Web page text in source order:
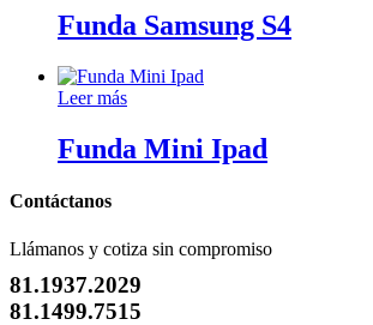
Funda Samsung S4
Leer más
Funda Mini Ipad
Contáctanos
Llámanos y cotiza sin compromiso
81.1937.2029
81.1499.7515